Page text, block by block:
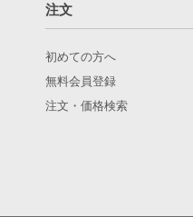
注文
初めての方へ
無料会員登録
注文・価格検索